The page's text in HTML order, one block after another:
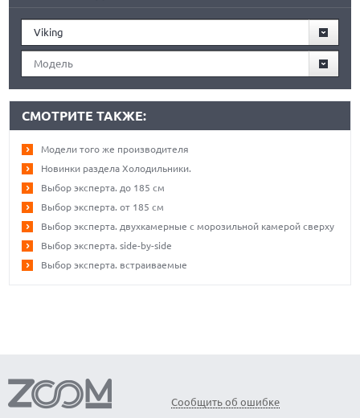
Viking
Модель
СМОТРИТЕ ТАКЖЕ:
Модели того же производителя
Новинки раздела Холодильники.
Выбор эксперта. до 185 см
Выбор эксперта. от 185 см
Выбор эксперта. двухкамерные с морозильной камерой сверху
Выбор эксперта. side-by-side
Выбор эксперта. встраиваемые
Сообщить об ошибке